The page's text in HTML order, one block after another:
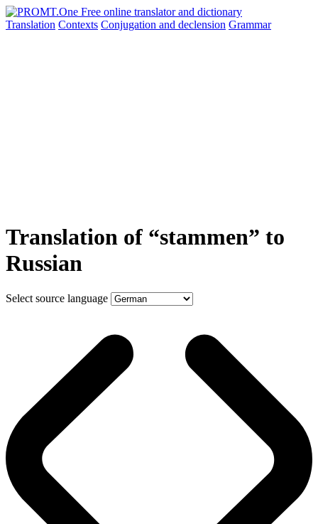
Translation Contexts Conjugation and declension Grammar
Translation of “stammen” to
Russian
Select source language